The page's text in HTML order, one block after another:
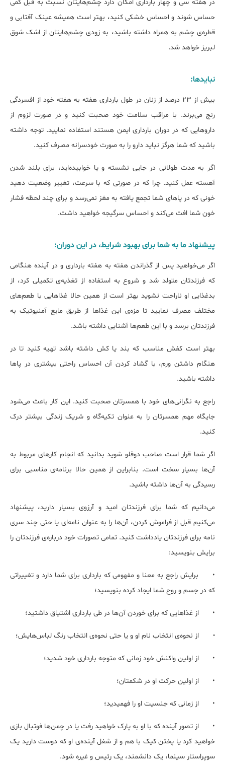
در هفته سی و چهار بارداری امکان دارد چشم‌هایتان نسبت به قبل کمی
حساس شوند و احساس خشکی کنید، بهتر است همیشه عینک آفتابی و
قطره‌ی چشم به همراه داشته باشید، به زودی چشم‌هایتان از اشک شوق
لبریز خواهد شد.
نبایدها:
بیش از 23 درصد از زنان در طول بارداری هفته به هفته خود از افسردگی
رنج می‌برند. با مراقب سلامت خود صحبت کنید و در صورت لزوم از
داروهایی که در دوران بارداری ایمن هستند استفاده نمایید. توجه داشته
باشید که شما هرگز نباید دارو را به صورت خودسرانه مصرف کنید.
اگر به مدت طولانی در جایی نشسته و یا خوابیده‌اید، برای بلند شدن
آهسته عمل کنید. چرا که در صورتی که با سرعت، تغییر وضعیت دهید
خونی که در پاهای شما تجمع یافته به مغز نمی‌رسد و برای چند لحظه فشار
خون شما افت می‌کند و احساس سرگیجه خواهید داشت.
پیشنهاد ما به شما برای بهبود شرایط، در این دوران:
اگر می‌خواهید پس از گذراندن هفته به هفته بارداری و در آینده هنگامی
که فرزندتان متولد شد و شروع به استفاده از تغذیه‌ی تکمیلی کرد، از
بدغذایی او ناراحت نشوید بهتر است از همین حالا غذاهایی با طعم‌های
مختلف مصرف نمایید تا مزه‌ی این غذاها از طریق مایع آمنیوتیک به
فرزندتان برسد و با این طعم‌ها آشنایی داشته باشد.
بهتر است کفش مناسب که بند یا کش داشته باشد تهیه کنید تا در
هنگام داشتن ورم، با گشاد کردن آن احساس راحتی بیشتری در پاها
داشته باشید.
راجع به نگرانی‌های خود با همسرتان صحبت کنید. این کار باعث می‌شود
جایگاه مهم همسرتان را به عنوان تکیه‌گاه و شریک زندگی بیشتر درک
کنید.
اگر شما قرار است صاحب دوقلو شوید بدانید که انجام کارهای مربوط به
آن‌ها بسیار سخت است. بنابراین از همین حالا برنامه‌ی مناسبی برای
رسیدگی به آن‌ها داشته باشید.
می‌دانیم که شما برای فرزندتان امید و آرزوی بسیار دارید، پیشنهاد
می‌کنیم قبل از فراموش کردن، آن‌ها را به عنوان نامه‌ای یا حتی چند سری
نامه برای فرزندتان یادداشت کنید. تمامی تصورات خود درباره‌ی فرزندتان را
برایش بنویسید:
•
برایش راجع به معنا و مفهومی که بارداری برای شما دارد و تغییراتی
که در جسم و روح شما ایجاد کرده بنویسید؛
• از غذاهایی که برای خوردن آن‌ها در طی بارداری اشتیاق داشتید؛
• از نحوه‌ی انتخاب نام او و یا حتی نحوه‌ی انتخاب رنگ لباس‌هایش؛
• از اولین واکنش خود زمانی که متوجه بارداری خود شدید؛
• از اولین حرکت او در شکمتان؛
• از زمانی که جنسیت او را فهمیدید؛
•
از تصور آینده که با او به پارک خواهید رفت یا در چمن‌ها فوتبال بازی
خواهید کرد یا پختن کیک با هم و از شغل آینده‌ی او که دوست دارید یک
سوپراستار سینما، یک دانشمند، یک رئیس و غیره شود.